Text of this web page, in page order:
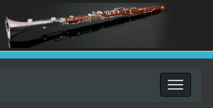
Toggle